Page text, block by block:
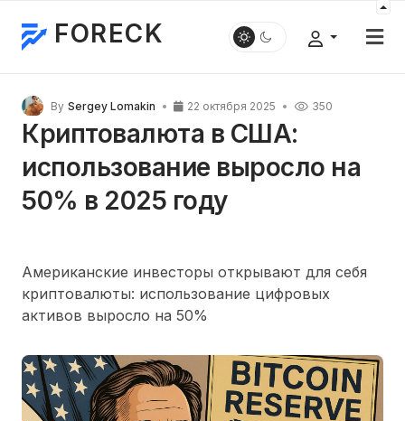
FORECK
By Sergey Lomakin 22 октября 2025 350
Криптовалюта в США:
использование выросло на
50% в 2025 году
Американские инвесторы открывают для себя
криптовалюты: использование цифровых
активов выросло на 50%